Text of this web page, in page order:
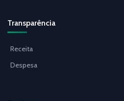
Transparência
Receita
Despesa